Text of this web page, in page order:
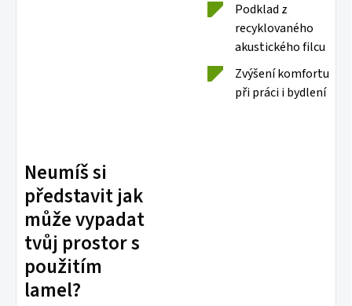
Podklad z
recyklovaného
akustického filcu
Zvýšení komfortu
při práci i bydlení
Neumíš si
představit jak
může vypadat
tvůj prostor s
použitím
lamel?